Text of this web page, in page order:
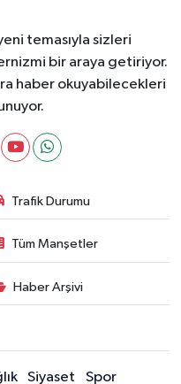
temasıyla sizleri
bir araya getiriyor.
haber okuyabilecekleri
Trafik Durumu
Tüm Manşetler
Haber Arşivi
Siyaset Spor